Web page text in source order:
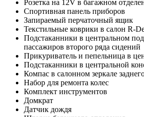
Розетка на 12V в багажном
Спортивная панель приборов
Запираемый перчаточный ящик
Текстильные коврики в салон R-
Подстаканники в центральном
пассажиров второго ряда сидений
Прикуриватель и пепельница в
Подстаканники в центральной
Компас в салонном зеркале
Набор для ремонта колес
Комплект инструментов
Домкрат
Датчик дождя